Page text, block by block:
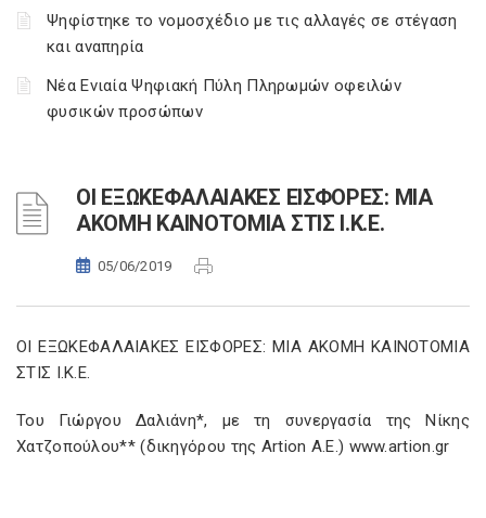
Ψηφίστηκε το νομοσχέδιο με τις αλλαγές σε στέγαση
και αναπηρία
Νέα Ενιαία Ψηφιακή Πύλη Πληρωμών οφειλών
φυσικών προσώπων
ΟΙ ΕΞΩΚΕΦΑΛΑΙΑΚΕΣ ΕΙΣΦΟΡΕΣ: ΜΙΑ
ΑΚΟΜΗ ΚΑΙΝΟΤΟΜΙΑ ΣΤΙΣ Ι.Κ.Ε.
05/06/2019
ΟΙ ΕΞΩΚΕΦΑΛΑΙΑΚΕΣ ΕΙΣΦΟΡΕΣ: ΜΙΑ ΑΚΟΜΗ ΚΑΙΝΟΤΟΜΙΑ
ΣΤΙΣ Ι.Κ.Ε.
Του Γιώργου Δαλιάνη*, με τη συνεργασία της Νίκης
Χατζοπούλου** (δικηγόρου της Artion A.E.) www.artion.gr